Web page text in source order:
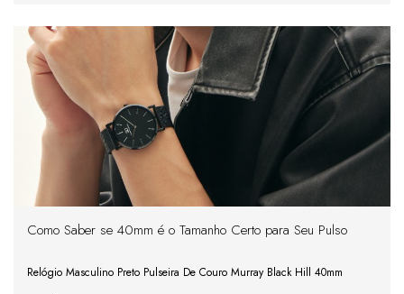
Como Saber se 40mm é o Tamanho Certo para Seu Pulso
Relógio Masculino Preto Pulseira De Couro Murray Black Hill 40mm